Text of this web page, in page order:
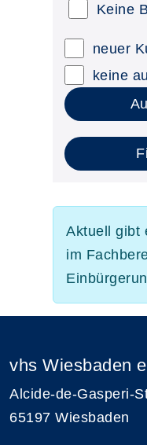
Keine
neuer
keine
Aktuell gibt
im
vhs Wiesbaden
Alcide-de-Gasperi-
65197 Wiesbaden